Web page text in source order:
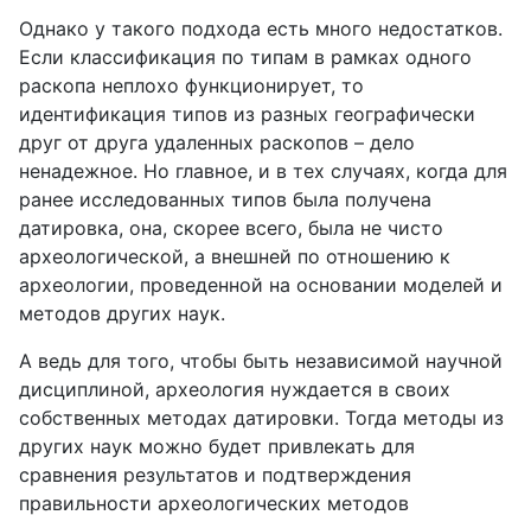
Однако у такого подхода есть много недостатков.
Если классификация по типам в рамках одного
раскопа неплохо функционирует, то
идентификация типов из разных географически
друг от друга удаленных раскопов – дело
ненадежное. Но главное, и в тех случаях, когда для
ранее исследованных типов была получена
датировка, она, скорее всего, была не чисто
археологической, а внешней по отношению к
археологии, проведенной на основании моделей и
методов других наук.
А ведь для того, чтобы быть независимой научной
дисциплиной, археология нуждается в своих
собственных методах датировки. Тогда методы из
других наук можно будет привлекать для
сравнения результатов и подтверждения
правильности археологических методов